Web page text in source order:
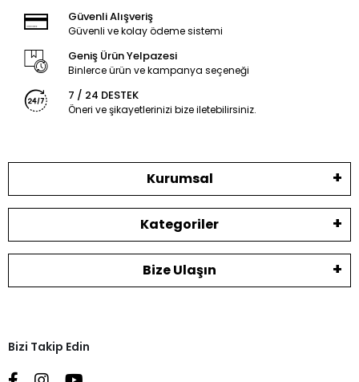
Güvenli Alışveriş
Güvenli ve kolay ödeme sistemi
Geniş Ürün Yelpazesi
Binlerce ürün ve kampanya seçeneği
7 / 24 DESTEK
Öneri ve şikayetlerinizi bize iletebilirsiniz.
Kurumsal
Kategoriler
Bize Ulaşın
Bizi Takip Edin